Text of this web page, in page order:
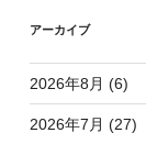
アーカイブ
2026年8月 (6)
2026年7月 (27)